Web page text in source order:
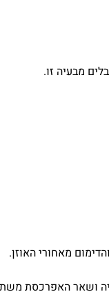
מאחורי האוזן.
ושאר האפרכסת